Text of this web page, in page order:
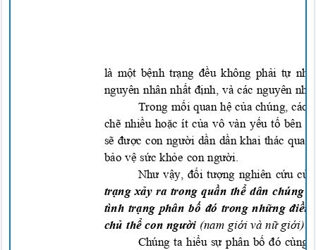
là một bệnh trạng đều không phải tự
nguyên nhân nhất định, và các nguyên
Trong mối quan hệ của chúng,
chẽ nhiều hoặc ít của vô vàn yếu tố bên
sẽ được con người dần dần khai thác
bảo vệ sức khỏe con người.
Như vậy, đối tượng nghiên cứu
trạng xảy ra trong quần thể dân chúng
tình trạng phân bố đó trong những
chủ thể con người (nam giới và nữ giới).
Chúng ta hiểu sự phân bố đó